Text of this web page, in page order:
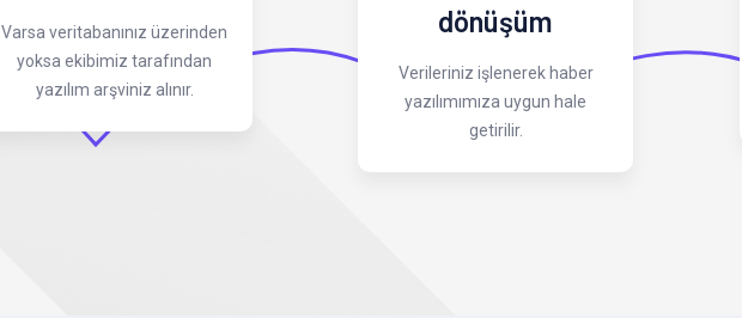
Varsa veritabanınız üzerinden
yoksa ekibimiz tarafından
yazılım arşviniz alınır.
dönüşüm
Verileriniz işlenerek haber
yazılımımıza uygun hale
getirilir.